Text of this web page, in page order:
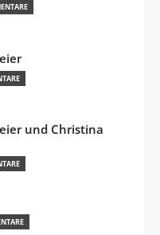
und Christina